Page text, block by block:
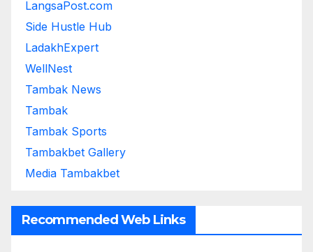
LangsaPost.com
Side Hustle Hub
LadakhExpert
WellNest
Tambak News
Tambak
Tambak Sports
Tambakbet Gallery
Media Tambakbet
Recommended Web Links